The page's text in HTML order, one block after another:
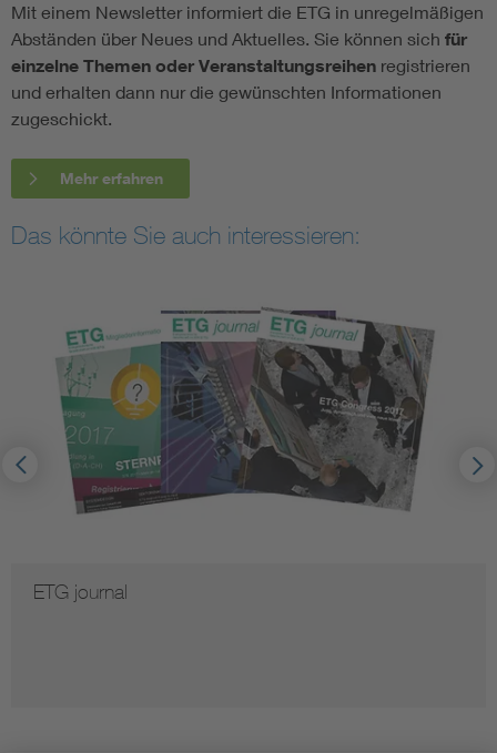
Mit einem Newsletter informiert die ETG in unregelmäßigen
Abständen über Neues und Aktuelles. Sie können sich für
einzelne Themen oder Veranstaltungsreihen registrieren
und erhalten dann nur die gewünschten Informationen
zugeschickt.
Mehr erfahren
Das könnte Sie auch interessieren:
ETG journal